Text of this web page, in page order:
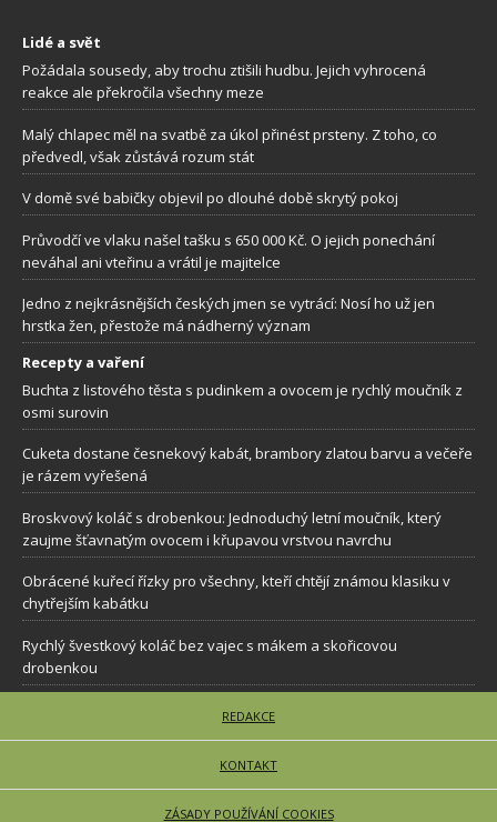
Lidé a svět
Požádala sousedy, aby trochu ztišili hudbu. Jejich vyhrocená
reakce ale překročila všechny meze
Malý chlapec měl na svatbě za úkol přinést prsteny. Z toho, co
předvedl, však zůstává rozum stát
V domě své babičky objevil po dlouhé době skrytý pokoj
Průvodčí ve vlaku našel tašku s 650 000 Kč. O jejich ponechání
neváhal ani vteřinu a vrátil je majitelce
Jedno z nejkrásnějších českých jmen se vytrácí: Nosí ho už jen
hrstka žen, přestože má nádherný význam
Recepty a vaření
Buchta z listového těsta s pudinkem a ovocem je rychlý moučník z
osmi surovin
Cuketa dostane česnekový kabát, brambory zlatou barvu a večeře
je rázem vyřešená
Broskvový koláč s drobenkou: Jednoduchý letní moučník, který
zaujme šťavnatým ovocem i křupavou vrstvou navrchu
Obrácené kuřecí řízky pro všechny, kteří chtějí známou klasiku v
chytřejším kabátku
Rychlý švestkový koláč bez vajec s mákem a skořicovou
drobenkou
REDAKCE
KONTAKT
ZÁSADY POUŽÍVÁNÍ COOKIES